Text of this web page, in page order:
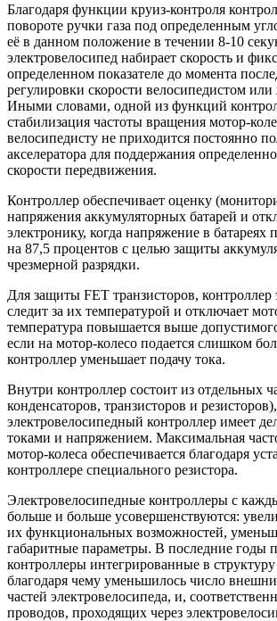
Благодаря функции круиз-контроля
повороте ручки газа под определенным
её в данном положение в течении 8-10
электровелосипед набирает скорость и
определенном показателе до момента
регулировки скорости велосипедистом
Иными словами, одной из функций
стабилизация частоты вращения мотор-
велосипедисту не приходится постоянно
акселератора для поддержания
скорости передвижения.
Контроллер обеспечивает оценку
напряжения аккумуляторных батарей и
электронику, когда напряжение в батареях
на 87,5 процентов с целью защиты
чрезмерной разрядки.
Для защиты FET транзисторов, контроллер
следит за их температурой и отключает
температура повышается выше
если на мотор-колесо подается слишком
контроллер уменьшает подачу тока.
Внутри контроллер состоит из отдельных
конденсаторов, транзисторов и
электровелосипедный контроллер имеет
токами и напряжением. Максимальная
мотор-колеса обеспечивается благодаря
контроллере специального резистора.
Электровелосипедные контроллеры с
больше и больше усовершенствуются:
их функциональных возможностей,
габаритные параметры. В последние годы
контроллеры интегрированные в структуру
благодаря чему уменьшилось число
частей электровелосипеда, и,
проводов, проходящих через